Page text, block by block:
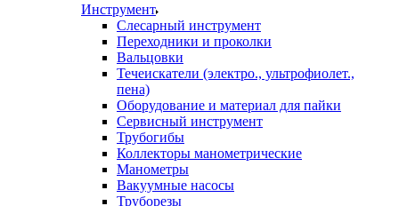
Инструмент
Слесарный инструмент
Переходники и проколки
Вальцовки
Течеискатели (электро., ультрофиолет.,
пена)
Оборудование и материал для пайки
Сервисный инструмент
Трубогибы
Коллекторы манометрические
Манометры
Вакуумные насосы
Труборезы